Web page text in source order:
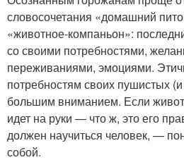
словосочетания «домашний
«животное-компаньон»:
со своими потребностями,
переживаниями, эмоциями.
потребностям своих пушистых
большим вниманием. Если
идет на руки — что ж, это его
должен научиться человек, —
собой.